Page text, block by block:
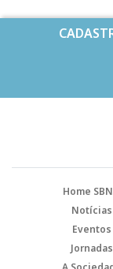
Home
Notícias
Eventos
Jornadas